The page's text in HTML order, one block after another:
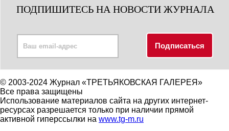
ПОДПИШИТЕСЬ НА НОВОСТИ ЖУРНАЛА
© 2003-2024 Журнал «ТРЕТЬЯКОВСКАЯ ГАЛЕРЕЯ»
Все права защищены
Использование материалов сайта на других интернет-
ресурсах разрешается только при наличии прямой
активной гиперссылки на www.tg-m.ru